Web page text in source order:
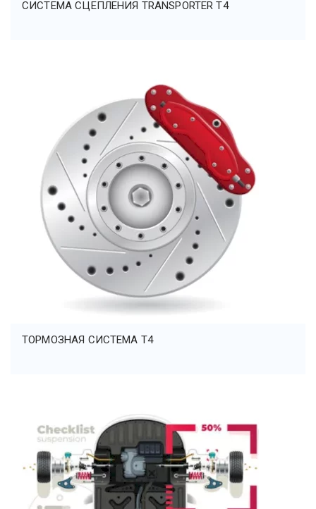
СИСТЕМА СЦЕПЛЕНИЯ TRANSPORTER Т4
ТОРМОЗНАЯ СИСТЕМА Т4